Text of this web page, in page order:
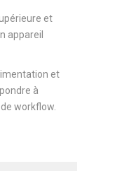
et
appareil
et
à
workflow.